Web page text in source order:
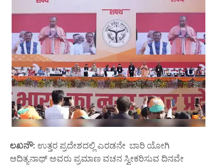
ಲಖನೌ: ಉತ್ತರ ಪ್ರದೇಶದಲ್ಲಿ ಎರಡನೇ ಬಾರಿ ಯೋಗಿ
ಆದಿತ್ಯನಾಥ್‌ ಅವರು ಪ್ರಮಾಣ ವಚನ ಸ್ವೀಕರಿಸುವ ದಿನವೇ